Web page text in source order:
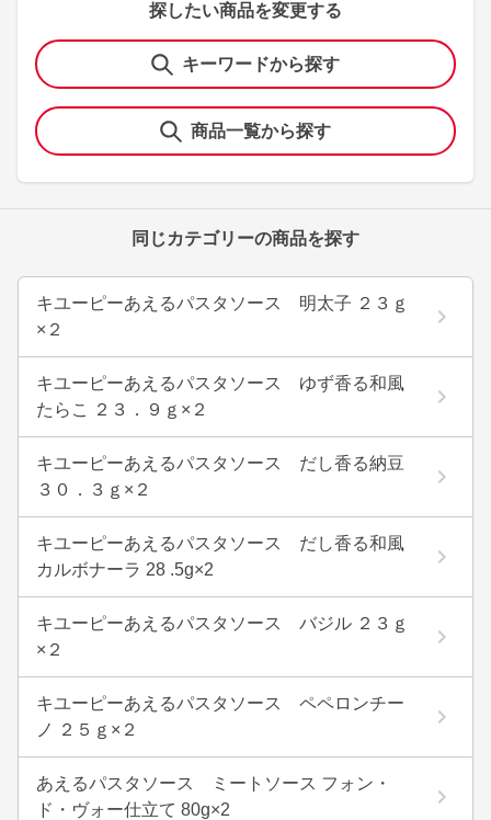
探したい商品を変更する
キーワードから探す
商品一覧から探す
同じカテゴリーの商品を探す
キユーピーあえるパスタソース 明太子 ２３ｇ
×２
キユーピーあえるパスタソース ゆず香る和風
たらこ ２３．９ｇ×２
キユーピーあえるパスタソース だし香る納豆
３０．３ｇ×２
キユーピーあえるパスタソース だし香る和風
カルボナーラ 28 .5g×2
キユーピーあえるパスタソース バジル ２３ｇ
×２
キユーピーあえるパスタソース ペペロンチー
ノ ２５ｇ×２
あえるパスタソース ミートソース フォン・
ド・ヴォー仕立て 80g×2